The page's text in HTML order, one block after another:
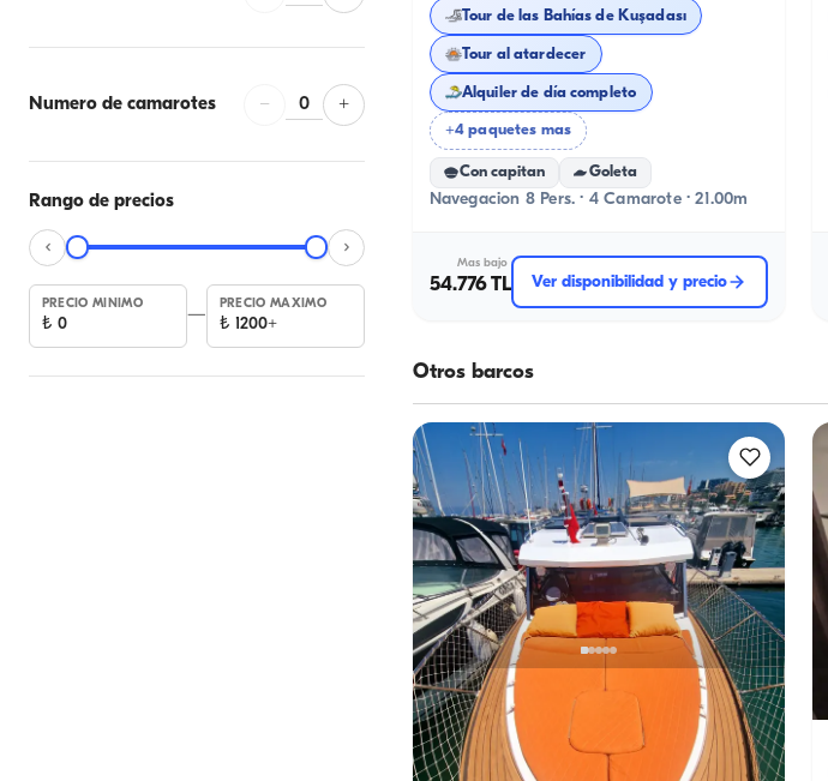
Numero de camarotes − 0 +
Rango de precios
PRECIO MINIMO
₺ 0
—
PRECIO MAXIMO
₺ 1200+
Tour de las Bahías de Kuşadası
Tour al atardecer
Alquiler de día completo
+4 paquetes mas
Con capitan Goleta
Navegacion 8 Pers. · 4 Camarote · 21.00m
Mas bajo
54.776 TL Ver disponibilidad y precio
Otros barcos
Kuşadası, Aydın Barco nuevo
Experiencias Inolvidables en un Lujoso yate a motor de 11 metros en Kuşadası para 8 personas: ¡Bahías, Atardecer y Celebraciones Especiales!
Tour por las Bahías de Kuşadası